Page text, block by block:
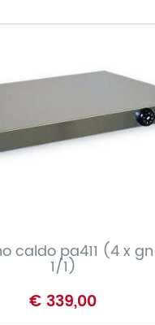
caldo pa411 (4 x gn
1/1)
€ 339,00